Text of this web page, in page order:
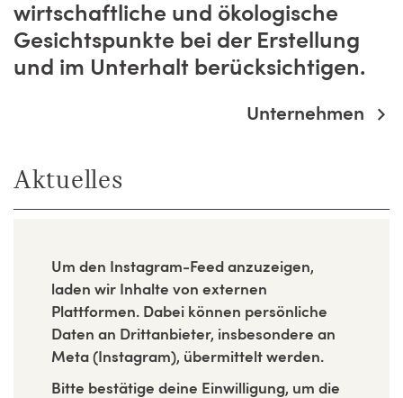
wirtschaftliche und ökologische
Gesichtspunkte bei der Erstellung
und im Unterhalt berücksichtigen.
Unternehmen
Aktuelles
Um den Instagram-Feed anzuzeigen,
laden wir Inhalte von externen
Plattformen. Dabei können persönliche
Daten an Drittanbieter, insbesondere an
Meta (Instagram), übermittelt werden.
Bitte bestätige deine Einwilligung, um die